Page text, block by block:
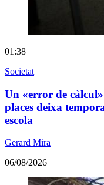
01:38
Societat
Un «error de
places deixa
escola
Gerard Mira
06/08/2026